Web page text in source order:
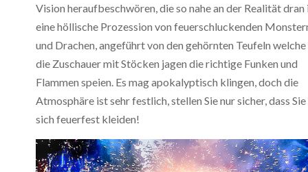
Vision heraufbeschwören, die so nahe an der Realität dran
eine höllische Prozession von feuerschluckenden
und Drachen, angeführt von den gehörnten Teufeln welche
die Zuschauer mit Stöcken jagen die richtige Funken und
Flammen speien. Es mag apokalyptisch klingen, doch die
Atmosphäre ist sehr festlich, stellen Sie nur sicher, dass Sie
sich feuerfest kleiden!